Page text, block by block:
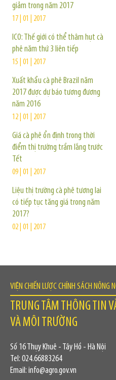
giảm trong năm 2017
17 | 01 | 2017
ICO: Thế giới có thể thâm hụt cà
phê năm thứ 3 liên tiếp
15 | 01 | 2017
Xuất khẩu cà phê Brazil năm
2017 được dự báo tương đương
năm 2016
12 | 01 | 2017
Giá cà phê ổn định trong thời
điểm thị trường trầm lắng trước
Tết
09 | 01 | 2017
Liệu thị trường cà phê tương lai
có tiếp tục tăng giá trong năm
2017?
02 | 01 | 2017
VIỆN CHIẾN LƯỢC CHÍNH SÁCH NÔNG
TRUNG TÂM THÔNG TIN
VÀ MÔI TRƯỜNG
Số 16 Thụy Khuê - Tây Hồ - Hà Nội
Tel: 024.66883264
Email: info@agro.gov.vn